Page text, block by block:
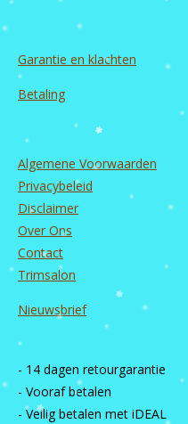
Garantie en klachten
Betaling
Algemene Voorwaarden
Privacybeleid
Disclaimer
Over Ons
Contact
Trimsalon
Nieuwsbrief
- 14 dagen retourgarantie
- Vooraf betalen
- Veilig betalen met iDEAL